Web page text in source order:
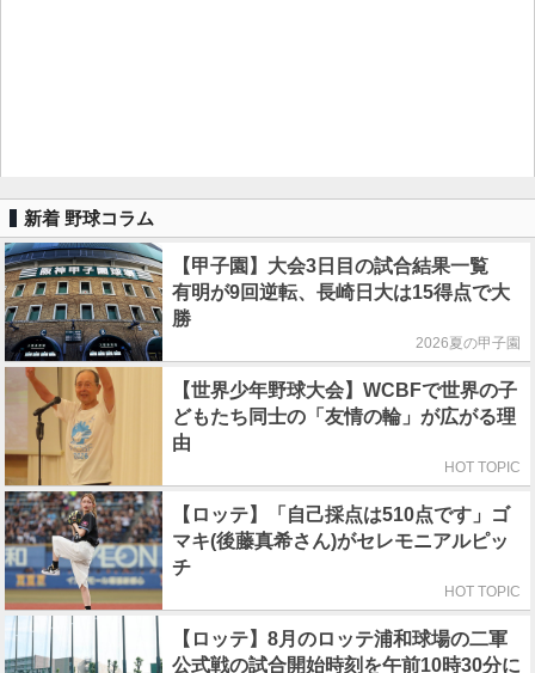
新着 野球コラム
【甲子園】大会3日目の試合結果一覧
有明が9回逆転、長崎日大は15得点で大
勝
2026夏の甲子園
【世界少年野球大会】WCBFで世界の子
どもたち同士の「友情の輪」が広がる理
由
HOT TOPIC
【ロッテ】「自己採点は510点です」ゴ
マキ(後藤真希さん)がセレモニアルピッ
チ
HOT TOPIC
【ロッテ】8月のロッテ浦和球場の二軍
公式戦の試合開始時刻を午前10時30分に